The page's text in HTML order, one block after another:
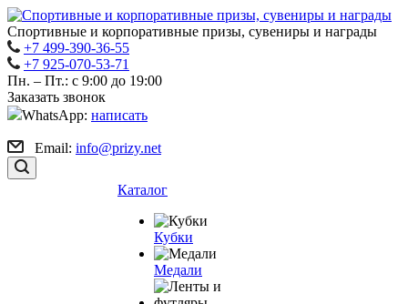
Спортивные и корпоративные призы, сувениры и награды
+7 499-390-36-55
+7 925-070-53-71
Пн. – Пт.: с 9:00 до 19:00
Заказать звонок
WhatsApp: написать
Email: info@prizy.net
Каталог
Кубки
Медали